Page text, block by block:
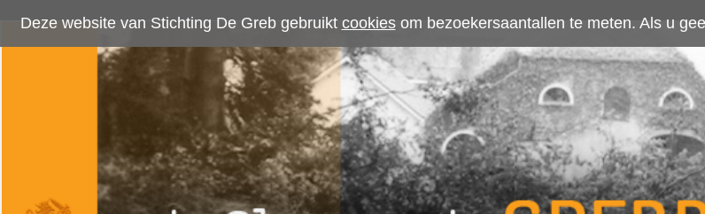
Deze website van Stichting De Greb gebruikt cookies om bezoekersaantallen te meten. Als u geen cookies wilt toestaan kunt u hier klikken